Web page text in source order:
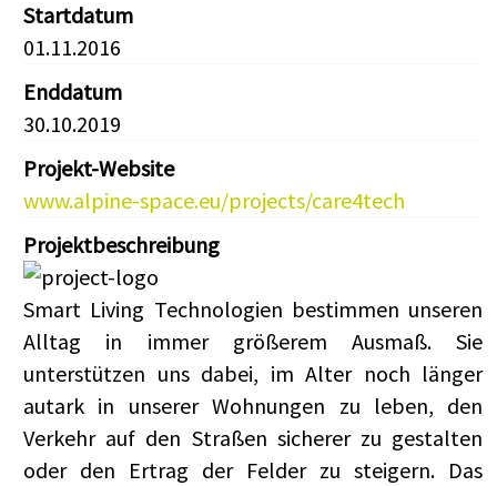
Startdatum
01.11.2016
Enddatum
30.10.2019
Projekt-Website
www.alpine-space.eu/projects/care4tech
Projektbeschreibung
Smart Living Technologien bestimmen unseren
Alltag in immer größerem Ausmaß. Sie
unterstützen uns dabei, im Alter noch länger
autark in unserer Wohnungen zu leben, den
Verkehr auf den Straßen sicherer zu gestalten
oder den Ertrag der Felder zu steigern. Das